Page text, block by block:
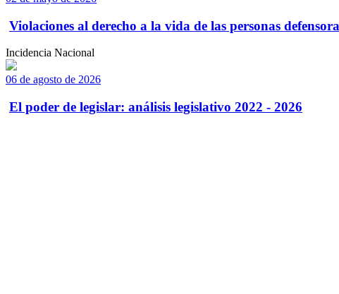
Violaciones al derecho a la vida de las personas
Incidencia Nacional
06 de agosto de 2026
El poder de legislar: análisis legislativo 2022 - 2026